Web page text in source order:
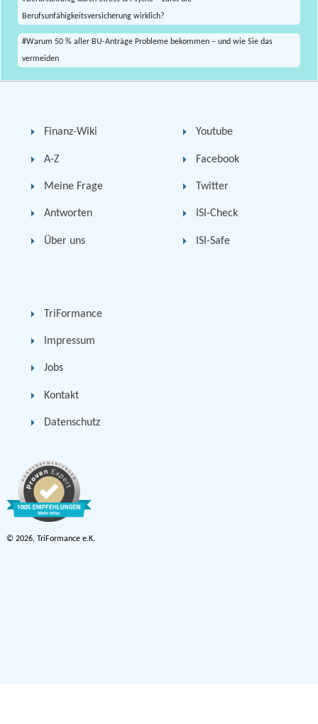
Berufsunfähigkeitsversicherung wirklich?
#Warum 50 % aller BU-Anträge Probleme bekommen – und wie Sie das
vermeiden
Finanz-Wiki
A-Z
Meine Frage
Antworten
Über uns
Youtube
Facebook
Twitter
ISI-Check
ISI-Safe
TriFormance
Impressum
Jobs
Kontakt
Datenschutz
© 2026, TriFormance e.K.